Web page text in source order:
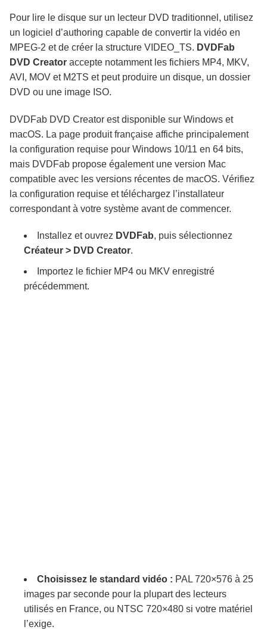
Pour lire le disque sur un lecteur DVD traditionnel, utilisez
un logiciel d’authoring capable de convertir la vidéo en
MPEG-2 et de créer la structure VIDEO_TS. DVDFab
DVD Creator accepte notamment les fichiers MP4, MKV,
AVI, MOV et M2TS et peut produire un disque, un dossier
DVD ou une image ISO.
DVDFab DVD Creator est disponible sur Windows et
macOS. La page produit française affiche principalement
la configuration requise pour Windows 10/11 en 64 bits,
mais DVDFab propose également une version Mac
compatible avec les versions récentes de macOS. Vérifiez
la configuration requise et téléchargez l’installateur
correspondant à votre système avant de commencer.
Installez et ouvrez DVDFab, puis sélectionnez
Créateur > DVD Creator.
Importez le fichier MP4 ou MKV enregistré
précédemment.
Choisissez le standard vidéo : PAL 720×576 à 25
images par seconde pour la plupart des lecteurs
utilisés en France, ou NTSC 720×480 si votre matériel
l’exige.